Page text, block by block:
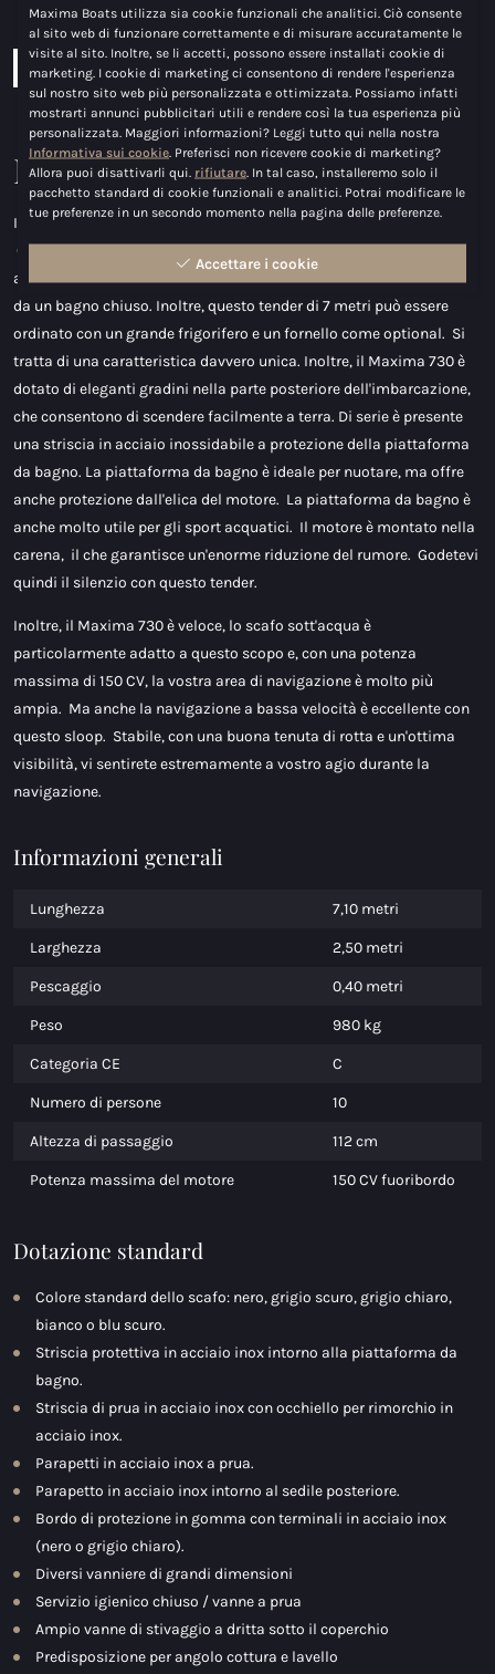
Capacità serbatoio: 24
Scarica la brochure Configura avvio
Maxima 730
Il tender Maxima 730 è sinonimo di comfort, eleganza e velocità.
Con una potenza massima di 150 CV, è un vero lupo travestito da
agnello. Il comfort è garantito dall'ampio spazio interno e persino
da un bagno chiuso. Inoltre, questo tender di 7 metri può essere
ordinato con un grande frigorifero e un fornello come optional. Si
tratta di una caratteristica davvero unica. Inoltre, il Maxima 730 è
dotato di eleganti gradini nella parte posteriore dell'imbarcazione,
che consentono di scendere facilmente a terra. Di serie è presente
una striscia in acciaio inossidabile a protezione della piattaforma
da bagno. La piattaforma da bagno è ideale per nuotare, ma offre
anche protezione dall'elica del motore. La piattaforma da bagno è
anche molto utile per gli sport acquatici. Il motore è montato nella
carena, il che garantisce un'enorme riduzione del rumore. Godetevi
quindi il silenzio con questo tender.
Inoltre, il Maxima 730 è veloce, lo scafo sott'acqua è
particolarmente adatto a questo scopo e, con una potenza
massima di 150 CV, la vostra area di navigazione è molto più
ampia. Ma anche la navigazione a bassa velocità è eccellente con
questo sloop. Stabile, con una buona tenuta di rotta e un'ottima
visibilità, vi sentirete estremamente a vostro agio durante la
navigazione.
Informazioni generali
Lunghezza 7,10 metri
Larghezza 2,50 metri
Pescaggio 0,40 metri
Peso 980 kg
Categoria CE C
Numero di persone 10
Altezza di passaggio 112 cm
Potenza massima del motore 150 CV fuoribordo
Dotazione standard
Colore standard dello scafo: nero, grigio scuro, grigio chiaro,
bianco o blu scuro.
Striscia protettiva in acciaio inox intorno alla piattaforma da
bagno.
Striscia di prua in acciaio inox con occhiello per rimorchio in
acciaio inox.
Parapetti in acciaio inox a prua.
Parapetto in acciaio inox intorno al sedile posteriore.
Bordo di protezione in gomma con terminali in acciaio inox
(nero o grigio chiaro).
Diversi vanniere di grandi dimensioni
Servizio igienico chiuso / vanne a prua
Ampio vanne di stivaggio a dritta sotto il coperchio
Predisposizione per angolo cottura e lavello
Maxima Boats utilizza sia cookie funzionali che analitici. Ciò consente
al sito web di funzionare correttamente e di misurare accuratamente le
visite al sito. Inoltre, se li accetti, possono essere installati cookie di
marketing. I cookie di marketing ci consentono di rendere l'esperienza
sul nostro sito web più personalizzata e ottimizzata. Possiamo infatti
mostrarti annunci pubblicitari utili e rendere così la tua esperienza più
personalizzata. Maggiori informazioni? Leggi tutto qui nella nostra
Informativa sui cookie . Preferisci non ricevere cookie di marketing?
Allora puoi disattivarli qui. rifiutare . In tal caso, installeremo solo il
pacchetto standard di cookie funzionali e analitici. Potrai modificare le
tue preferenze in un secondo momento nella pagina delle preferenze.
Accettare i cookie